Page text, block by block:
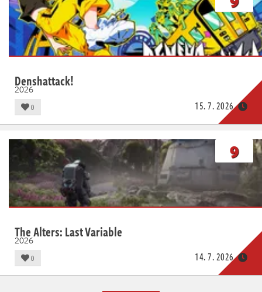
Denshattack!
2026
0 15. 7. 2026
9
The Alters: Last Variable
2026
0 14. 7. 2026